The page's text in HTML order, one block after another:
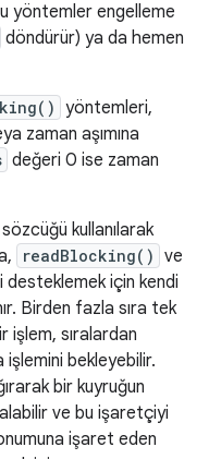
yöntemler engelleme
döndürür) ya da hemen
yöntemleri,
zaman aşımına
değeri 0 ise zaman
kullanılarak
readBlocking() ve
desteklemek için kendi
Birden fazla sıra tek
işlem, sıralardan
bekleyebilir.
bir kuyruğun
ve bu işaretçiyi
işaret eden